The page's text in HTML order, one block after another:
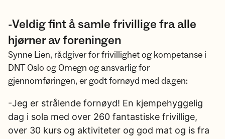
-Veldig fint å samle frivillige fra alle
hjørner av foreningen
Synne Lien, rådgiver for frivillighet og kompetanse i
DNT Oslo og Omegn og ansvarlig for
gjennomføringen, er godt fornøyd med dagen:
-Jeg er strålende fornøyd! En kjempehyggelig
dag i sola med over 260 fantastiske frivillige,
over 30 kurs og aktiviteter og god mat og is fra